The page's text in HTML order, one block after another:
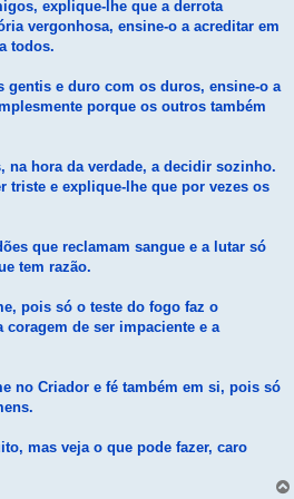
explique-lhe que a derrota
vergonhosa, ensine-o a acreditar em
todos.
gentis e duro com os duros, ensine-o a
porque os outros também
na hora da verdade, a decidir sozinho.
triste e explique-lhe que por vezes os
que reclamam sangue e a lutar só
tem razão.
pois só o teste do fogo faz o
coragem de ser impaciente e a
no Criador e fé também em si, pois só
mas veja o que pode fazer, caro